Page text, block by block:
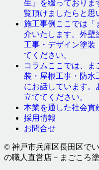
生』を綴っておりま
覧頂けましたらと思
施工事例 ここでは「
介いたします。外壁
工事・デザイン塗装
てください。
コラム ここでは、ま
装・屋根工事・防水
にお話しています。
立ててください。
本業を通した社会貢
採用情報
お問合せ
© 神戸市兵庫区長田区で
の職人直営店－まごころ